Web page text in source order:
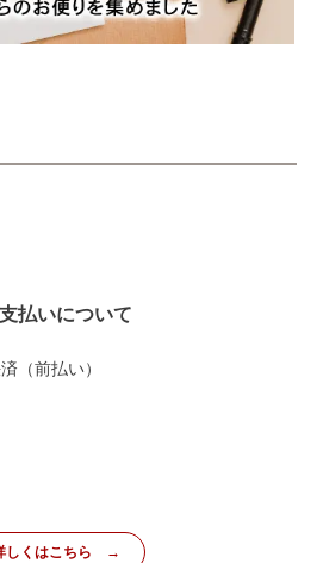
払いについて
（前払い）
しくはこちら